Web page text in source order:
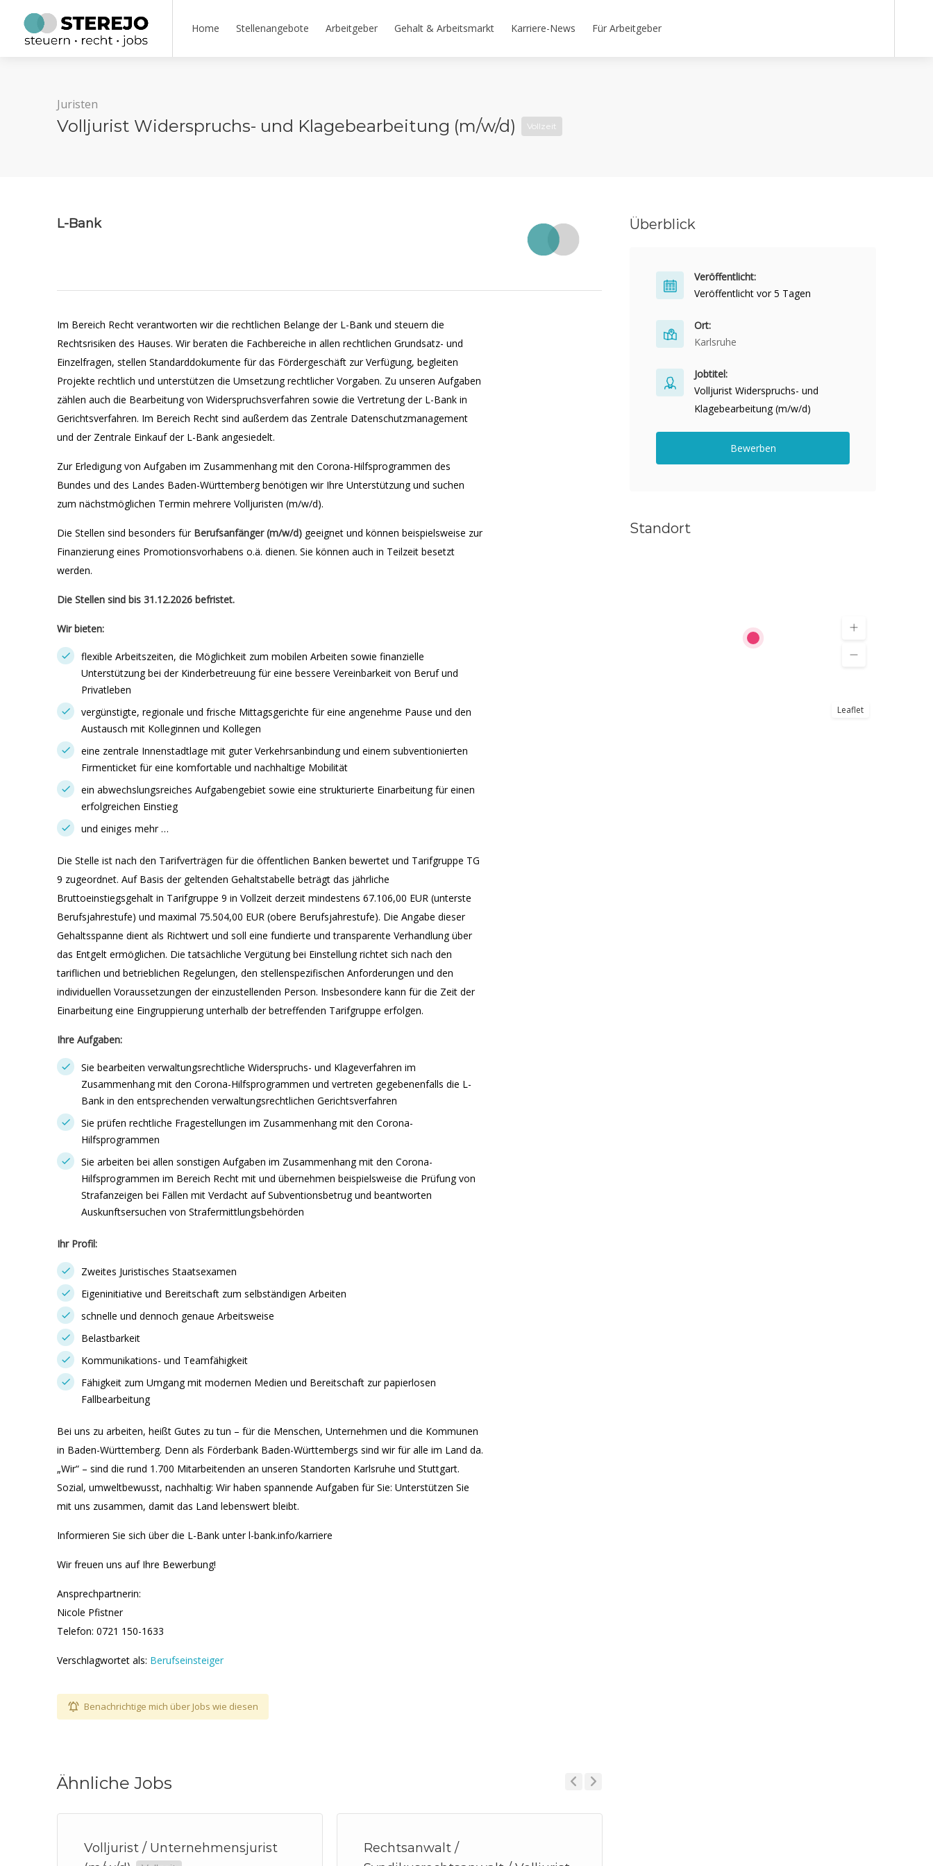
Home Stellenangebote Arbeitgeber Gehalt & Arbeitsmarkt Karriere-News Für Arbeitgeber
Juristen
Volljurist Widerspruchs- und Klagebearbeitung (m/w/d) Vollzeit
L-Bank
Im Bereich Recht verantworten wir die rechtlichen Belange der L-Bank und steuern die
Rechtsrisiken des Hauses. Wir beraten die Fachbereiche in allen rechtlichen Grundsatz- und
Einzelfragen, stellen Standarddokumente für das Fördergeschäft zur Verfügung, begleiten
Projekte rechtlich und unterstützen die Umsetzung rechtlicher Vorgaben. Zu unseren Aufgaben
zählen auch die Bearbeitung von Widerspruchsverfahren sowie die Vertretung der L-Bank in
Gerichtsverfahren. Im Bereich Recht sind außerdem das Zentrale Datenschutzmanagement
und der Zentrale Einkauf der L-Bank angesiedelt.
Zur Erledigung von Aufgaben im Zusammenhang mit den Corona-Hilfsprogrammen des
Bundes und des Landes Baden-Württemberg benötigen wir Ihre Unterstützung und suchen
zum nächstmöglichen Termin mehrere Volljuristen (m/w/d).
Die Stellen sind besonders für Berufsanfänger (m/w/d) geeignet und können beispielsweise zur
Finanzierung eines Promotionsvorhabens o.ä. dienen. Sie können auch in Teilzeit besetzt
werden.
Die Stellen sind bis 31.12.2026 befristet.
Wir bieten:
flexible Arbeitszeiten, die Möglichkeit zum mobilen Arbeiten sowie finanzielle
Unterstützung bei der Kinderbetreuung für eine bessere Vereinbarkeit von Beruf und
Privatleben
vergünstigte, regionale und frische Mittagsgerichte für eine angenehme Pause und den
Austausch mit Kolleginnen und Kollegen
eine zentrale Innenstadtlage mit guter Verkehrsanbindung und einem subventionierten
Firmenticket für eine komfortable und nachhaltige Mobilität
ein abwechslungsreiches Aufgabengebiet sowie eine strukturierte Einarbeitung für einen
erfolgreichen Einstieg
und einiges mehr …
Die Stelle ist nach den Tarifverträgen für die öffentlichen Banken bewertet und Tarifgruppe TG
9 zugeordnet. Auf Basis der geltenden Gehaltstabelle beträgt das jährliche
Bruttoeinstiegsgehalt in Tarifgruppe 9 in Vollzeit derzeit mindestens 67.106,00 EUR (unterste
Berufsjahrestufe) und maximal 75.504,00 EUR (obere Berufsjahrestufe). Die Angabe dieser
Gehaltsspanne dient als Richtwert und soll eine fundierte und transparente Verhandlung über
das Entgelt ermöglichen. Die tatsächliche Vergütung bei Einstellung richtet sich nach den
tariflichen und betrieblichen Regelungen, den stellenspezifischen Anforderungen und den
individuellen Voraussetzungen der einzustellenden Person. Insbesondere kann für die Zeit der
Einarbeitung eine Eingruppierung unterhalb der betreffenden Tarifgruppe erfolgen.
Ihre Aufgaben:
Sie bearbeiten verwaltungsrechtliche Widerspruchs- und Klageverfahren im
Zusammenhang mit den Corona-Hilfsprogrammen und vertreten gegebenenfalls die L-
Bank in den entsprechenden verwaltungsrechtlichen Gerichtsverfahren
Sie prüfen rechtliche Fragestellungen im Zusammenhang mit den Corona-
Hilfsprogrammen
Sie arbeiten bei allen sonstigen Aufgaben im Zusammenhang mit den Corona-
Hilfsprogrammen im Bereich Recht mit und übernehmen beispielsweise die Prüfung von
Strafanzeigen bei Fällen mit Verdacht auf Subventionsbetrug und beantworten
Auskunftsersuchen von Strafermittlungsbehörden
Ihr Profil:
Zweites Juristisches Staatsexamen
Eigeninitiative und Bereitschaft zum selbständigen Arbeiten
schnelle und dennoch genaue Arbeitsweise
Belastbarkeit
Kommunikations- und Teamfähigkeit
Fähigkeit zum Umgang mit modernen Medien und Bereitschaft zur papierlosen
Fallbearbeitung
Bei uns zu arbeiten, heißt Gutes zu tun – für die Menschen, Unternehmen und die Kommunen
in Baden-Württemberg. Denn als Förderbank Baden-Württembergs sind wir für alle im Land da.
„Wir“ – sind die rund 1.700 Mitarbeitenden an unseren Standorten Karlsruhe und Stuttgart.
Sozial, umweltbewusst, nachhaltig: Wir haben spannende Aufgaben für Sie: Unterstützen Sie
mit uns zusammen, damit das Land lebenswert bleibt.
Informieren Sie sich über die L-Bank unter l-bank.info/karriere
Wir freuen uns auf Ihre Bewerbung!
Ansprechpartnerin:
Nicole Pfistner
Telefon: 0721 150-1633
Verschlagwortet als: Berufseinsteiger
Benachrichtige mich über Jobs wie diesen
Ähnliche Jobs
Volljurist / Unternehmensjurist
Rechtsanwalt /
Überblick
Veröffentlicht:
Veröffentlicht vor 5 Tagen
Ort:
Karlsruhe
Jobtitel:
Volljurist Widerspruchs- und
Klagebearbeitung (m/w/d)
Bewerben
Standort
Leaflet